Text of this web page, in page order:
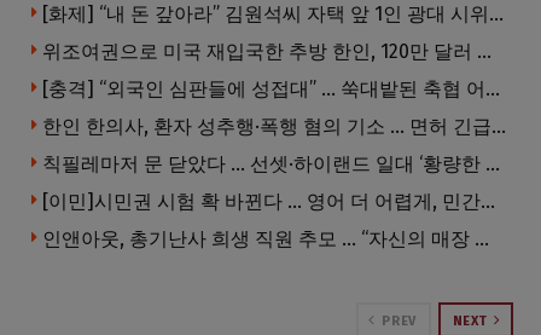
[화제] “내 돈 갚아라” 김원석씨 자택 앞 1인 광대 시위 … 한인 투자사, “108만 달러 못받아”
위조여권으로 미국 재입국한 추방 한인, 120만 달러 은행 사기 행각
[충격] “외국인 심판들에 성접대” … 쑥대밭된 축협 어디까지 추락하나
한인 한의사, 환자 성추행·폭행 혐의 기소 … 면허 긴급정지
칙필레마저 문 닫았다 … 선셋·하이랜드 일대 ‘황량한 거리’로
[이민]시민권 시험 확 바뀐다 … 영어 더 어렵게, 민간시험 도입 추진
인앤아웃, 총기난사 희생 직원 추모 … “자신의 매장 운영이 꿈이었다”
PREV NEXT